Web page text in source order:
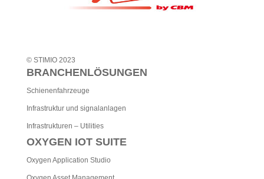
© STIMIO 2023
BRANCHENLÖSUNGEN
Schienenfahrzeuge
Infrastruktur und signalanlagen
Infrastrukturen – Utilities
OXYGEN IOT SUITE
Oxygen Application Studio